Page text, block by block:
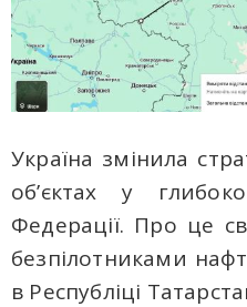
Україна змінила
об’єктах у
Федерації. Про це
безпілотниками
в Республіці